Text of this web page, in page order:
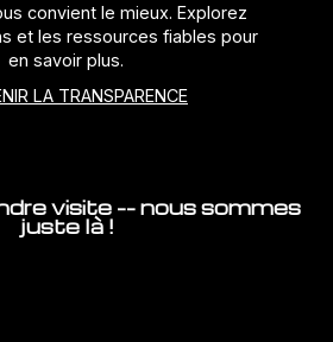
convient le mieux. Explorez
et les ressources fiables pour
en savoir plus.
LA TRANSPARENCE
visite -- nous sommes
juste là !